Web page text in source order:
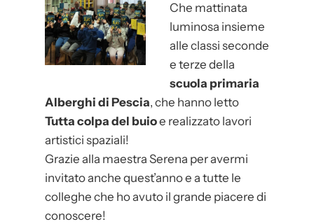
s
c
u
o
l
a
–
o
n
d
Che mattinata
luminosa insieme
alle classi seconde
e terze della
scuola primaria
Alberghi di Pescia, che hanno letto
Tutta colpa del buioe realizzato lavori
artistici spaziali!
Grazie alla maestra Serena per avermi
invitato anche quest’anno e a tutte le
colleghe che ho avuto il grande piacere di
conoscere!